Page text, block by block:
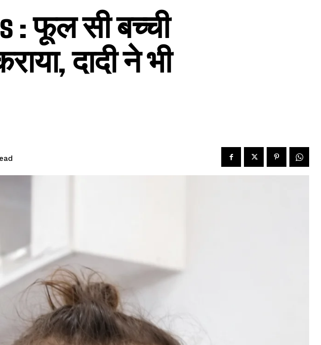
: फूल सी बच्ची
दादी ने भी